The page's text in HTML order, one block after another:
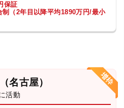
保証
制（2年目以降平均1890万円/最小
名古屋）
活動